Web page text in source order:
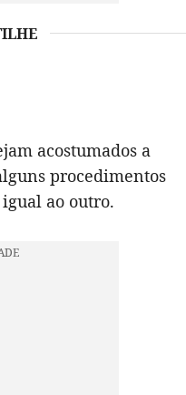
acostumados a
procedimentos
ao outro.